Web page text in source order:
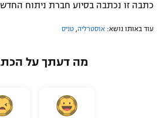
כתבה זו נכתבה בסיוע חברת ניתוח
עוד באותו נושא: אוסטרליה טניס
מה דעתך על